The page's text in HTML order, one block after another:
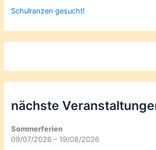
Schulranzen gesucht!
nächste
Sommerferien
09/07/2026 – 19/08/2026